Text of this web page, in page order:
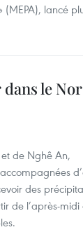
(MEPA), lancé
le
de Nghê An,
des
de l’après-midi